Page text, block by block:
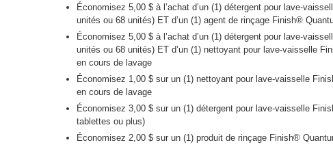
Économisez 5,00 $ à l’achat d’un (1) détergent pour lave-
unités ou 68 unités) ET d’un (1) agent de rinçage Finish®
Économisez 5,00 $ à l’achat d’un (1) détergent pour lave-
unités ou 68 unités) ET d’un (1) nettoyant pour lave-vaisselle
en cours de lavage
Économisez 1,00 $ sur un (1) nettoyant pour lave-vaisselle
en cours de lavage
Économisez 3,00 $ sur un (1) détergent pour lave-vaisselle
tablettes ou plus)
Économisez 2,00 $ sur un (1) produit de rinçage Finish®